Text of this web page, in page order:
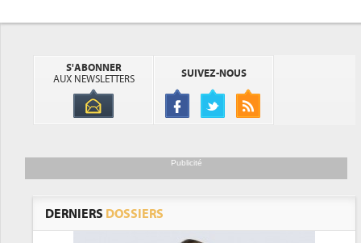
S'ABONNER
AUX NEWSLETTERS
SUIVEZ-NOUS
Publicité
DERNIERS DOSSIERS